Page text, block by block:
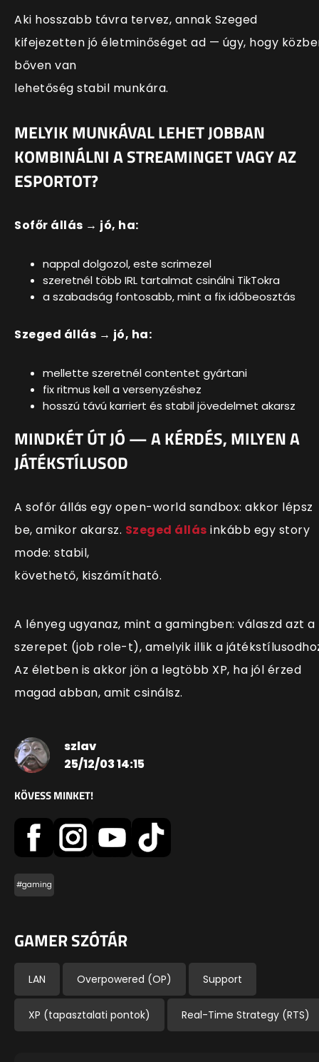
Aki hosszabb távra tervez, annak Szeged
kifejezetten jó életminőséget ad — úgy, hogy
bőven van
lehetőség stabil munkára.
MELYIK MUNKÁVAL LEHET JOBBAN
KOMBINÁLNI A STREAMINGET VAGY AZ
ESPORTOT?
Sofőr állás → jó, ha:
nappal dolgozol, este scrimezel
szeretnél több IRL tartalmat csinálni TikTokra
a szabadság fontosabb, mint a fix időbeosztás
Szeged állás → jó, ha:
mellette szeretnél contentet gyártani
fix ritmus kell a versenyzéshez
hosszú távú karriert és stabil jövedelmet akarsz
MINDKÉT ÚT JÓ — A KÉRDÉS, MILYEN A
JÁTÉKSTÍLUSOD
A sofőr állás egy open-world sandbox: akkor lépsz
be, amikor akarsz. Szeged állás inkább egy story
mode: stabil,
követhető, kiszámítható.
A lényeg ugyanaz, mint a gamingben: válaszd azt a
szerepet (job role-t), amelyik illik a
Az életben is akkor jön a legtöbb XP, ha jól érzed
magad abban, amit csinálsz.
szlav
25/12/03 14:15
KÖVESS MINKET!
#gaming
GAMER SZÓTÁR
LAN Overpowered (OP) Support
XP (tapasztalati pontok) Real-Time Strategy (RTS)